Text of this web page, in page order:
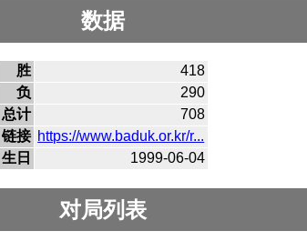
数据
胜
418
负
290
总计
708
链接 https://www.baduk.or.kr/r...
生日
1999-06-04
对局列表